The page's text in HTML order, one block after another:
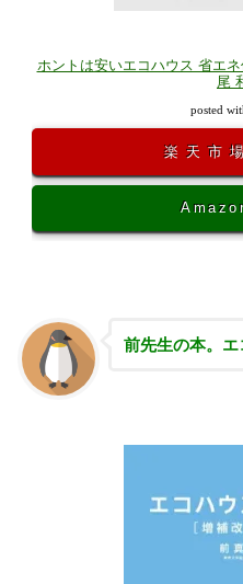
ホントは安いエコハウス 省エ
尾
posted
楽天市
前先生の本。エ